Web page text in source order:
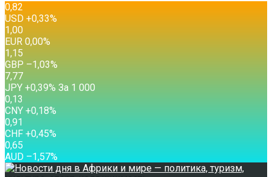
0,82
USD +0,33%
1,00
EUR 0,00%
1,15
GBP –1,03%
7,77
JPY +0,39% За 1 000
0,13
CNY +0,18%
0,91
CHF +0,45%
0,65
AUD –1,57%